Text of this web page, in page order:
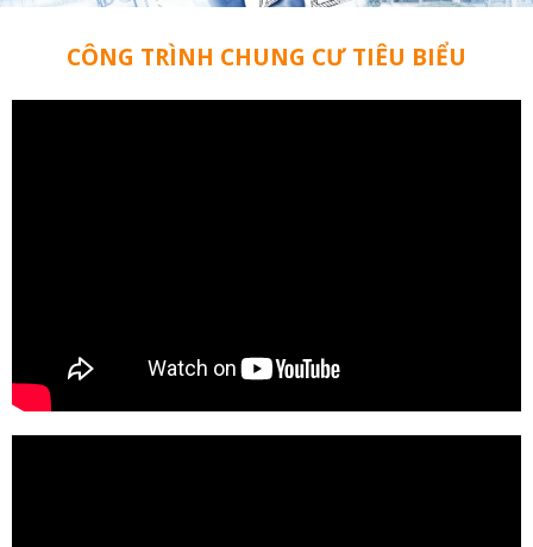
CÔNG TRÌNH CHUNG CƯ TIÊU BIỂU